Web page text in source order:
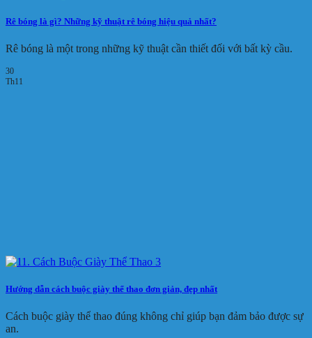
Rê bóng là gì? Những kỹ thuật rê bóng hiệu quả nhất?
Rê bóng là một trong những kỹ thuật cần thiết đối với bất kỳ cầu.
30
Th11
Hướng dẫn cách buộc giày thể thao đơn giản, đẹp nhất
Cách buộc giày thể thao đúng không chỉ giúp bạn đảm bảo được sự
an.